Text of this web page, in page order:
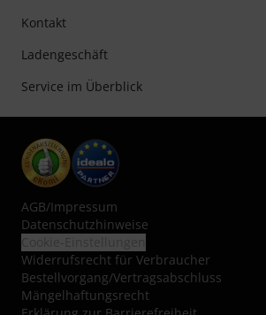
Kontakt
Ladengeschäft
Service im Überblick
AGB/Impressum
Datenschutzhinweise
Widerrufsrecht für Verbraucher
Bestellvorgang/Vertragsabschluss
Mängelhaftungsrecht